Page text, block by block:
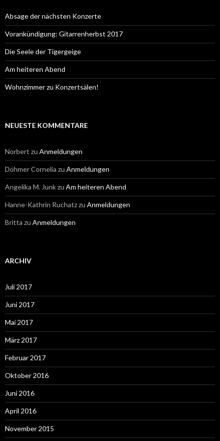
a
c
h
:
Absage der nächsten Konzerte
Vorankündigung: Gitarrenherbst 2017
Die Seele der Tigergeige
Am heiteren Abend
Wohnzimmer zu Konzertsälen!
NEUESTE KOMMENTARE
Norbert zu Anmeldungen
Döhmer Cornelia zu Anmeldungen
Angelika M. Junkzu Am heiteren Abend
Hanne-Kathrin Ruchatzzu Anmeldungen
Britta zu Anmeldungen
ARCHIV
Juli 2017
Juni 2017
Mai 2017
März 2017
Februar 2017
Oktober 2016
Juni 2016
April 2016
November 2015